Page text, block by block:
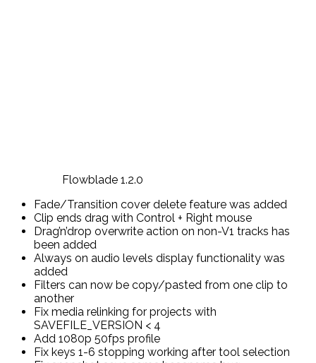
Flowblade 1.2.0
Fade/Transition cover delete feature was added
Clip ends drag with Control + Right mouse
Drag’n’drop overwrite action on non-V1 tracks has
been added
Always on audio levels display functionality was
added
Filters can now be copy/pasted from one clip to
another
Fix media relinking for projects with
SAVEFILE_VERSION < 4
Add 1080p 50fps profile
Fix keys 1-6 stopping working after tool selection